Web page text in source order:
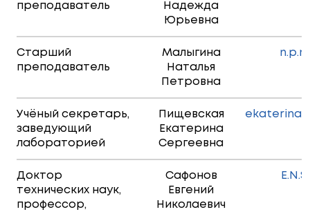
преподаватель
Надежда
Юрьевна
Старший
преподаватель
Малыгина
Наталья
Петровна
Учёный секретарь,
заведующий
лабораторией
Пищевская
Екатерина
Сергеевна
Доктор
технических наук,
профессор,
Сафонов
Евгений
Николаевич